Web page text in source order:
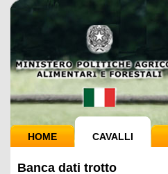
HOME CAVALLI
Banca dati trotto